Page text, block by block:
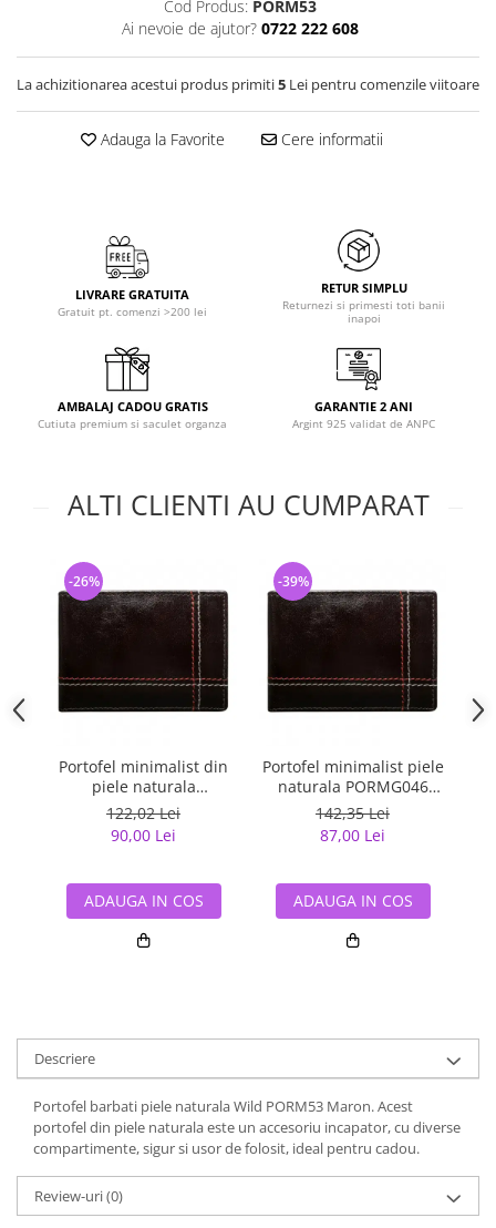
Cod Produs: PORM53
Ai nevoie de ajutor? 0722 222 608
La achizitionarea acestui produs primiti5 Lei pentru comenzile viitoare
Adauga la Favorite Cere informatii
LIVRARE GRATUITA
Gratuit pt. comenzi >200 lei
RETUR SIMPLU
Returnezi si primesti toti banii
inapoi
AMBALAJ CADOU GRATIS
Cutiuta premium si saculet organza
GARANTIE 2 ANI
Argint 925 validat de ANPC
ALTI CLIENTI AU CUMPARAT
Portofel minimalist din
piele naturala
PORMG047
122,02 Lei
90,00 Lei
-26%
ADAUGA IN COS
Portofel minimalist piele
naturala PORMG046
Maron, cu portcard
detasabil
142,35 Lei
87,00 Lei
-39%
ADAUGA IN COS
Descriere
Portofel barbati piele naturala Wild PORM53 Maron. Acest
portofel din piele naturala este un accesoriu incapator, cu diverse
compartimente, sigur si usor de folosit, ideal pentru cadou.
Review-uri(0)